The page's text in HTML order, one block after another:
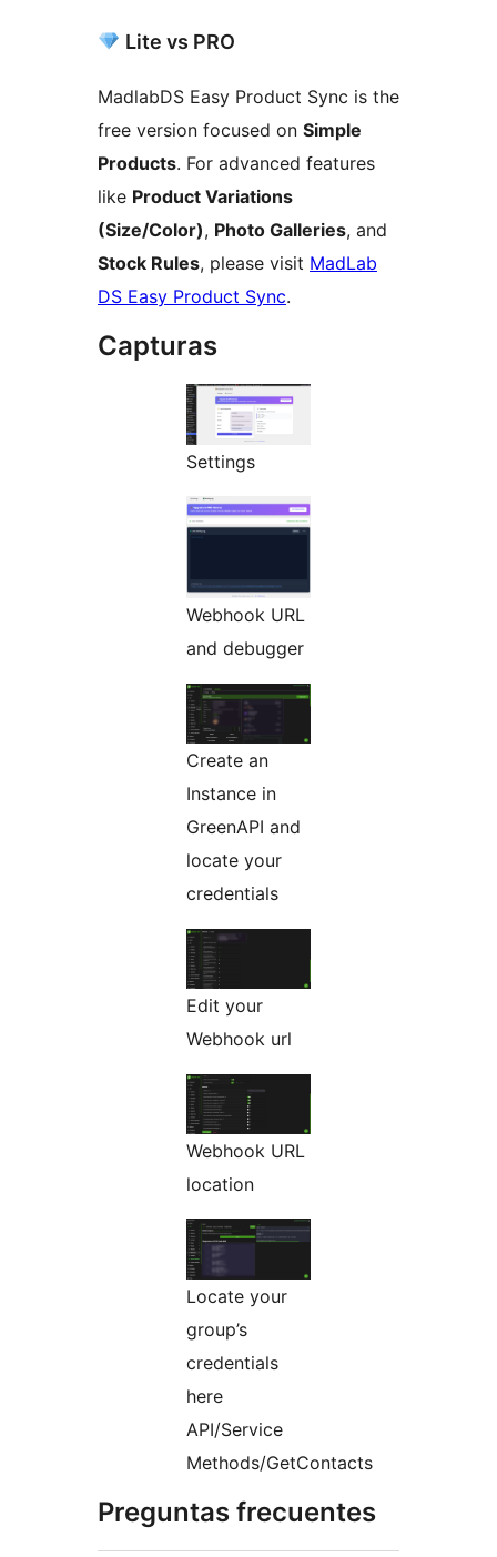
Lite vs PRO
MadlabDS Easy Product Sync is the
free version focused on Simple
Products. For advanced features
like Product Variations
(Size/Color), Photo Galleries, and
Stock Rules, please visit MadLab
DS Easy Product Sync.
Capturas
Settings
Webhook URL
and debugger
Create an
Instance in
GreenAPI and
locate your
credentials
Edit your
Webhook url
Webhook URL
location
Locate your
group’s
credentials
here
API/Service
Methods/GetContacts
Preguntas frecuentes